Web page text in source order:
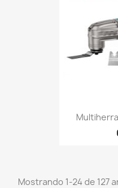
Mostrando 1-24 de 127